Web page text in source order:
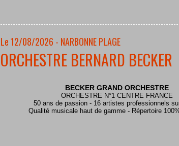
Le 12/08/2026 - NARBONNE PLAGE
ORCHESTRE BERNARD BECKER
BECKER GRAND ORCHESTRE
ORCHESTRE N°1 CENTRE FRANCE
50 ans de passion - 16 artistes professionnels
Qualité musicale haut de gamme - Répertoire